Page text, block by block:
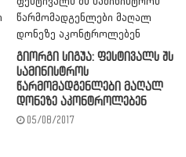
გიორგი სიგუა: ფესტივალს შს
სამინისტროს
წარმომადგენლები მაღალ
დონეზე აკონტროლებენ
05/08/2017